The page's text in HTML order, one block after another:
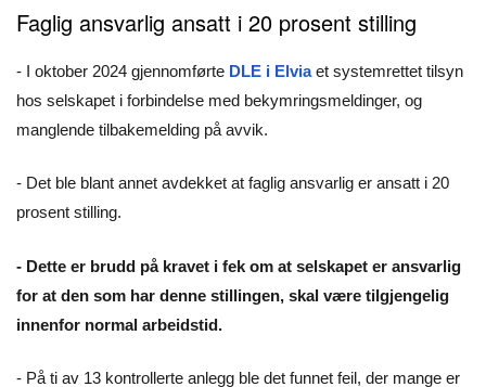
Faglig ansvarlig ansatt i 20 prosent stilling
- I oktober 2024 gjennomførte DLE i Elviaet systemrettet tilsyn
hos selskapet i forbindelse med bekymringsmeldinger, og
manglende tilbake­melding på avvik.
- Det ble blant annet avdekket at faglig ansvarlig er ansatt i 20
prosent stilling.
- Dette er brudd på kravet i fek om at selskapet er ansvarlig
for at den som har denne stillingen, skal være tilgjengelig
innenfor normal arbeidstid.
- På ti av 13 kontrollerte anlegg ble det funnet feil, der mange er